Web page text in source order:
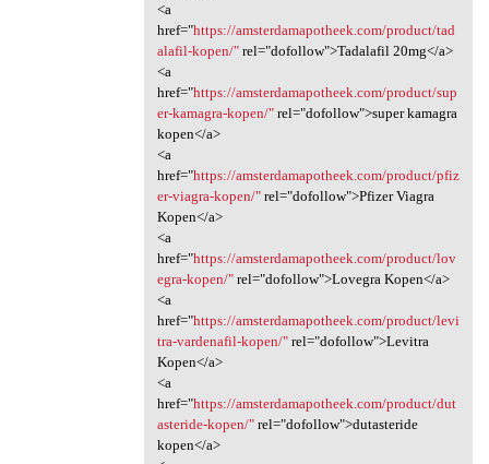
<a
href="https://amsterdamapotheek.com/product/tad
alafil-kopen/"rel="dofollow">Tadalafil 20mg</a>
<a
href="https://amsterdamapotheek.com/product/sup
er-kamagra-kopen/"rel="dofollow">super kamagra
kopen</a>
<a
href="https://amsterdamapotheek.com/product/pfiz
er-viagra-kopen/"rel="dofollow">Pfizer Viagra
Kopen</a>
<a
href="https://amsterdamapotheek.com/product/lov
egra-kopen/"rel="dofollow">Lovegra Kopen</a>
<a
href="https://amsterdamapotheek.com/product/levi
tra-vardenafil-kopen/"rel="dofollow">Levitra
Kopen</a>
<a
href="https://amsterdamapotheek.com/product/dut
asteride-kopen/"rel="dofollow">dutasteride
kopen</a>